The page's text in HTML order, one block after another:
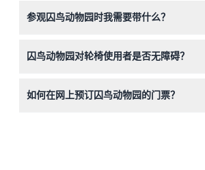
参观囚鸟动物园时我需要带什么？
史花园区，拥有许多动物围栏供您探索。
囚鸟动物园对轮椅使用者是否无障碍？
前做好相应安排。
如何在网上预订囚鸟动物园的门票？